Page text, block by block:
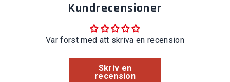
Kundrecensioner
Var först med att skriva en recension
Skriv en
recension